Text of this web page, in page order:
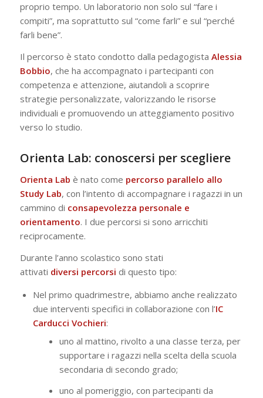
proprio tempo. Un laboratorio non solo sul “fare i
compiti”, ma soprattutto sul “come farli” e sul “perché
farli bene”.
Il percorso è stato condotto dalla pedagogista Alessia
Bobbio, che ha accompagnato i partecipanti con
competenza e attenzione, aiutandoli a scoprire
strategie personalizzate, valorizzando le risorse
individuali e promuovendo un atteggiamento positivo
verso lo studio.
Orienta Lab: conoscersi per scegliere
Orienta Lab è nato come percorso parallelo allo
Study Lab, con l’intento di accompagnare i ragazzi in un
cammino di consapevolezza personale e
orientamento. I due percorsi si sono arricchiti
reciprocamente.
Durante l’anno scolastico sono stati
attivati diversi percorsi di questo tipo:
Nel primo quadrimestre, abbiamo anche realizzato
due interventi specifici in collaborazione con l’IC
Carducci Vochieri:
uno al mattino, rivolto a una classe terza, per
supportare i ragazzi nella scelta della scuola
secondaria di secondo grado;
uno al pomeriggio, con partecipanti da